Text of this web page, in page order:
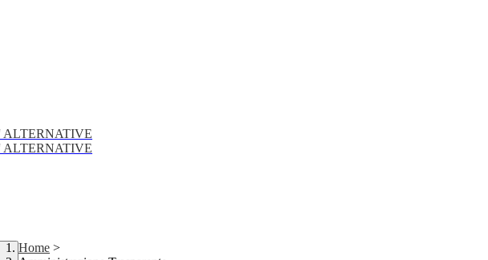
ALTERNATIVE
ALTERNATIVE
Home >